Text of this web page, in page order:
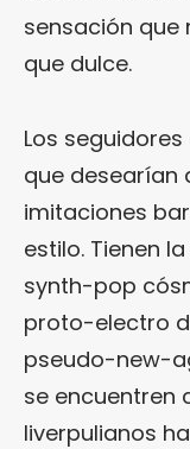
sensación que
que dulce.
Los
que desearían
imitaciones
estilo. Tienen
synth-pop
proto-electro
pseudo-new-
se encuentren
liverpulianos